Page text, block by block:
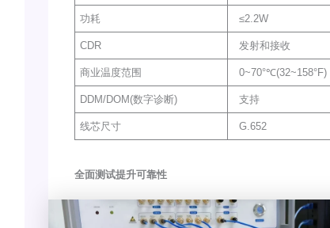
功耗 ≤2.2W
CDR 发射和接收
商业温度范围 0~70°℃(32~158°F)
DDM/DOM(数字诊断) 支持
线芯尺寸 G.652
全面测试提升可靠性